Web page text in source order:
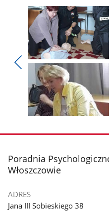
Pokaż
poprzednie
zdjęcia
Pokaż
zdjęcie
1
z
galerii.
galerii.
stopka
Poradnia
Włoszczowie
ADRES
Jana III Sobieskiego 38